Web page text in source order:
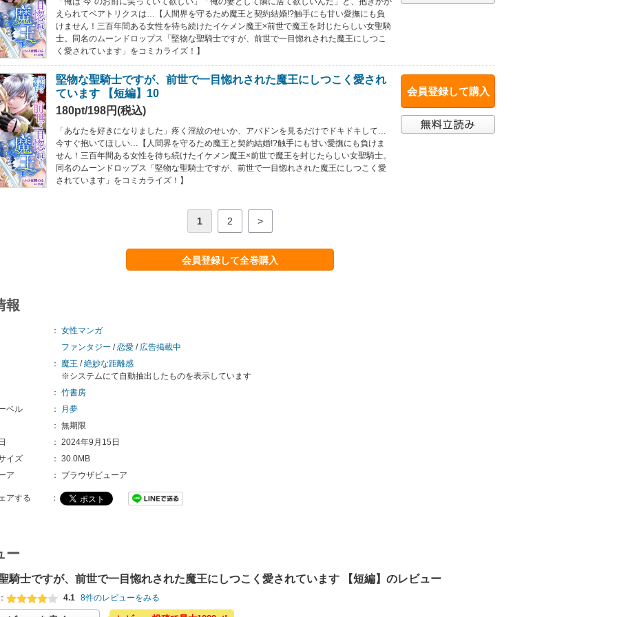
えられてベアトリクスは…【人間界を守るため魔王と契約結婚!?触手にも甘い愛撫にも負
けません！三百年間ある女性を待ち続けたイケメン魔王×前世で魔王を封じたらしい女聖騎
士。同名のムーンドロップス「堅物な聖騎士ですが、前世で一目惚れされた魔王にしつこ
く愛されています」をコミカライズ！】
会員登録して購入
堅物な聖騎士ですが、前世で一目惚れされた魔王にしつこく愛され
ています 【短編】10
180pt/198円(税込)
「あなたを好きになりました」疼く淫紋のせいか、アバドンを見るだけでドキドキして…
今すぐ抱いてほしい…【人間界を守るため魔王と契約結婚!?触手にも甘い愛撫にも負けま
せん！三百年間ある女性を待ち続けたイケメン魔王×前世で魔王を封じたらしい女聖騎士。
同名のムーンドロップス「堅物な聖騎士ですが、前世で一目惚れされた魔王にしつこく愛
されています」をコミカライズ！】
1 2 >
会員登録して全巻購入
報
： 女性マンガ
ファンタジー /恋愛 / 広告掲載中
：
魔王 /絶妙な距離感
※システムにて自動抽出したものを表示しています
： 竹書房
ベル
：
月夢
： 無期限
： 2024年9月15日
イズ
： 30.0MB
ア
： ブラウザビューア
アする ：
ー
騎士ですが、前世で一目惚れされた魔王にしつこく愛されています 【短編】のレビュー
4.1 8件のレビューをみる